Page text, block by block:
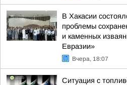
В Хакасии
проблемы
и каменных
Евразии»
Вчера, 18:07
Ситуация с